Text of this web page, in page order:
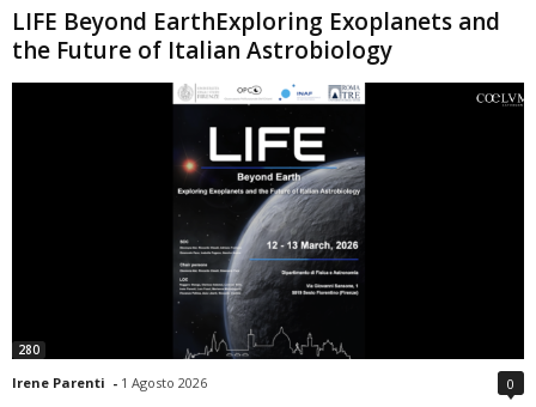
LIFE Beyond EarthExploring Exoplanets and
the Future of Italian Astrobiology
280
Irene Parenti - 1 Agosto 2026 0